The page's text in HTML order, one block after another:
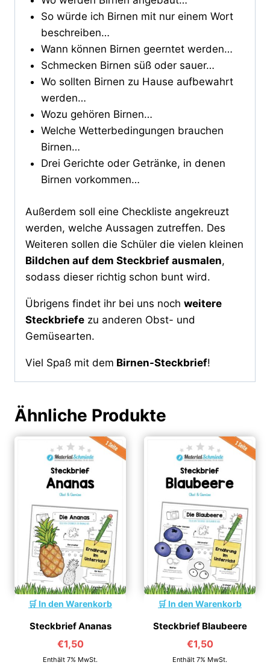
So würde ich Birnen mit nur einem Wort
beschreiben…
Wann können Birnen geerntet werden…
Schmecken Birnen süß oder sauer…
Wo sollten Birnen zu Hause aufbewahrt
werden…
Wozu gehören Birnen…
Welche Wetterbedingungen brauchen
Birnen…
Drei Gerichte oder Getränke, in denen
Birnen vorkommen…
Außerdem soll eine Checkliste angekreuzt
werden, welche Aussagen zutreffen. Des
Weiteren sollen die Schüler die vielen kleinen
Bildchen auf dem Steckbrief ausmalen,
sodass dieser richtig schon bunt wird.
Übrigens findet ihr bei uns noch weitere
Steckbriefe zu anderen Obst- und
Gemüsearten.
Viel Spaß mit dem Birnen-Steckbrief!
Ähnliche Produkte
In den Warenkorb
Steckbrief Ananas
€1,50
Enthält 7% MwSt.
In den Warenkorb
Steckbrief Blaubeere
€1,50
Enthält 7% MwSt.